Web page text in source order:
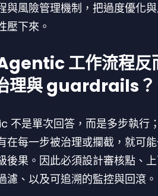
與風險管理機制，把過度優化
壓下來。
工作流程反
理與 guardrails？
不是單次回答，而是多步執行
在每一步被治理或攔截，就可
後果。因此必須設計審核點、
濾、以及可追溯的監控與回滾。